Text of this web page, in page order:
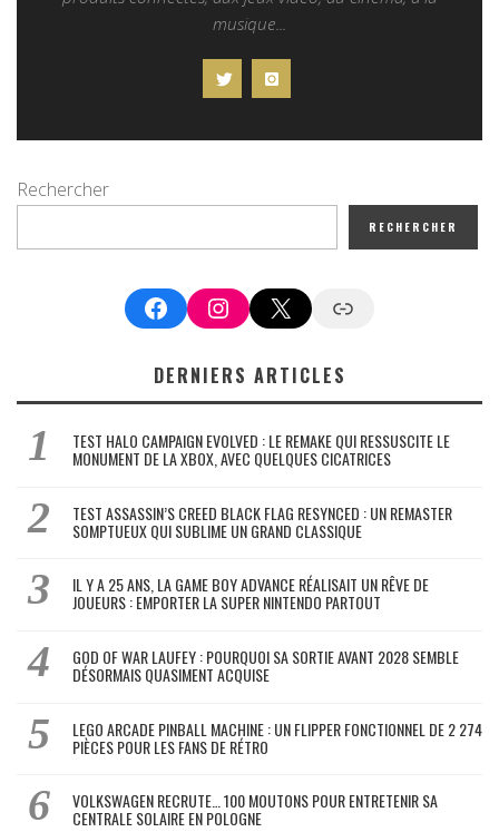
musique...
Rechercher
RECHERCHER
FacebookInstagram
X Google News
DERNIERS ARTICLES
TEST HALO CAMPAIGN EVOLVED : LE REMAKE QUI RESSUSCITE LE
MONUMENT DE LA XBOX, AVEC QUELQUES CICATRICES
TEST ASSASSIN’S CREED BLACK FLAG RESYNCED : UN REMASTER
SOMPTUEUX QUI SUBLIME UN GRAND CLASSIQUE
IL Y A 25 ANS, LA GAME BOY ADVANCE RÉALISAIT UN RÊVE DE
JOUEURS : EMPORTER LA SUPER NINTENDO PARTOUT
GOD OF WAR LAUFEY : POURQUOI SA SORTIE AVANT 2028 SEMBLE
DÉSORMAIS QUASIMENT ACQUISE
LEGO ARCADE PINBALL MACHINE : UN FLIPPER FONCTIONNEL DE 2 274
PIÈCES POUR LES FANS DE RÉTRO
VOLKSWAGEN RECRUTE… 100 MOUTONS POUR ENTRETENIR SA
CENTRALE SOLAIRE EN POLOGNE